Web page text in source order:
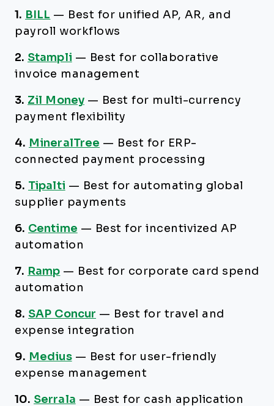
1. BILL — Best for unified AP, AR, and
payroll workflows
2. Stampli — Best for collaborative
invoice management
3. Zil Money — Best for multi-currency
payment flexibility
4. MineralTree — Best for ERP-
connected payment processing
5. Tipalti — Best for automating global
supplier payments
6. Centime — Best for incentivized AP
automation
7. Ramp — Best for corporate card spend
automation
8. SAP Concur — Best for travel and
expense integration
9. Medius — Best for user-friendly
expense management
10. Serrala — Best for cash application